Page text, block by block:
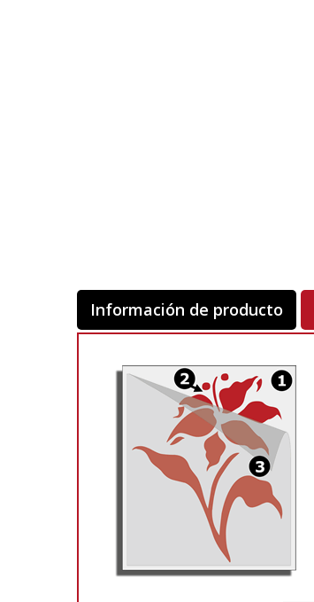
Información de producto